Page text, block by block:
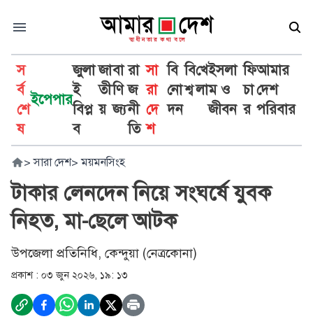
স
র্ব
শে
ষ
ইপেপার
জুলা
ই
বিপ্ল
ব
জা
তী
য়
বা
ণি
জ্য
রা
জ
নী
তি
সা
রা
দে
শ
বি
নো
দন
বি
শ্ব
খে
লা
ইসলা
ম ও
জীবন
ফি
চা
র
আমার
দেশ
পরিবার
> সারা দেশ> ময়মনসিংহ
টাকার লেনদেন নিয়ে সংঘর্ষে যুবক
নিহত, মা-ছেলে আটক
উপজেলা প্রতিনিধি, কেন্দুয়া (নেত্রকোনা)
প্রকাশ : ০৩ জুন ২০২৬, ১৯: ১৩